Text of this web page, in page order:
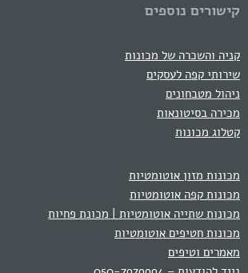
קישורים נוספים
קניה והשכרה של מכונות
שירותי קפה לעסקים
ניהול מטבחונים
מכירה בסיטונאות
קטלוג מכונות
מכונות מזון אוטומטיות
מכונות קפה אוטומטיות
מכונות שתייה אוטומטיות | מכונת פחיות
מכונות חטיפים אוטומטיות
מאמרים וטיפים